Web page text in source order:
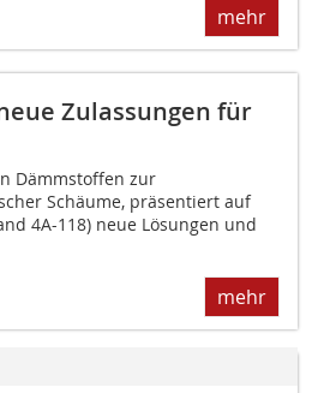
mehr
Zulassungen für
Dämmstoffen zur
Schäume, präsentiert auf
4A-118) neue Lösungen und
mehr